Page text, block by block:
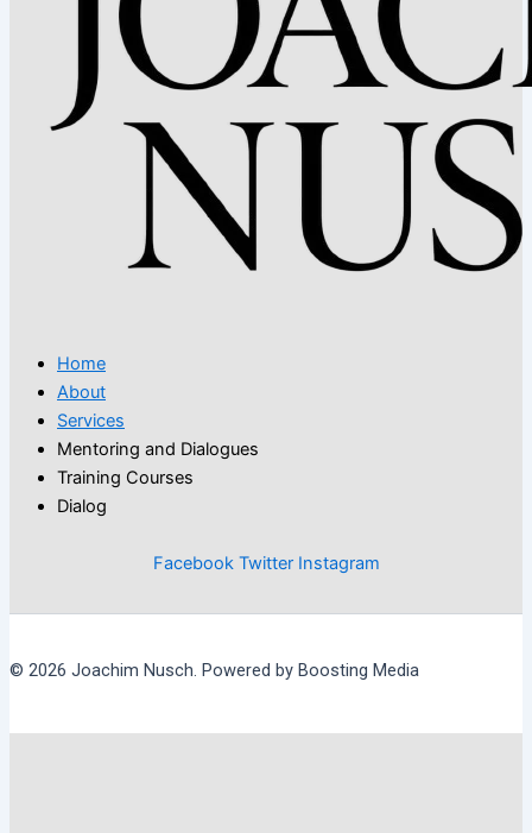
Home
About
Services
Mentoring and Dialogues
Training Courses
Dialog
Facebook Twitter Instagram
© 2026 Joachim Nusch. Powered by Boosting Media